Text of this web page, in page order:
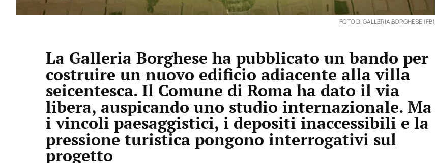
FOTO DI GALLERIA BORGHESE (FB)
La Galleria Borghese ha pubblicato un bando per
costruire un nuovo edificio adiacente alla villa
seicentesca. Il Comune di Roma ha dato il via
libera, auspicando uno studio internazionale. Ma
i vincoli paesaggistici, i depositi inaccessibili e la
pressione turistica pongono interrogativi sul
progetto